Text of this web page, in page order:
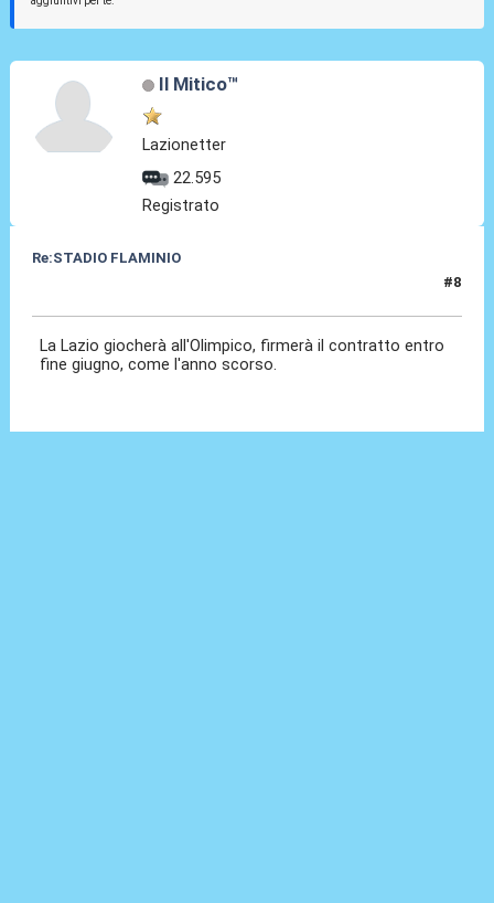
Il Mitico™
Lazionetter
22.595
Registrato
Re:STADIO FLAMINIO
#8
La Lazio giocherà all'Olimpico, firmerà il contratto entro
fine giugno, come l'anno scorso.